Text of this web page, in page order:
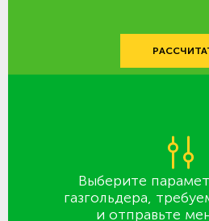
Выберите
газгольдера,
и отправьте